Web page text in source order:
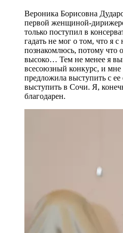
Вероника Борисовна
первой женщиной-
только поступил в
гадать не мог о том, что я
познакомлюсь, потому что
высоко… Тем не менее я
всесоюзный конкурс, и
предложила выступить с
выступить в Сочи. Я,
благодарен.